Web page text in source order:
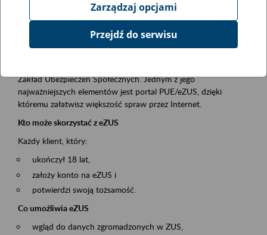
Opis wydarzenia
Platforma Usług Elektronicznych ZUS eZUS
Zakład Ubezpieczeń Społecznych. Jednym z jego
najważniejszych elementów jest portal PUE/eZUS, dzięki
któremu załatwisz większość spraw przez Internet.
Kto może skorzystać z eZUS
Każdy klient, który:
ukończył 18 lat,
założy konto na eZUS i
potwierdzi swoją tożsamość.
Co umożliwia eZUS
wgląd do danych zgromadzonych w ZUS,
Zarządzaj opcjami
Przejdź do serwisu